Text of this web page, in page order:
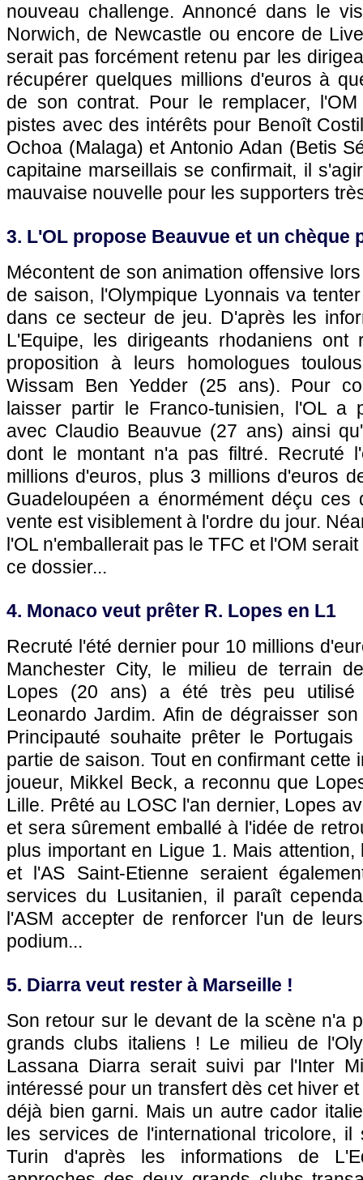
nouveau challenge. Annoncé dans le
Norwich, de Newcastle ou encore de
serait pas forcément retenu par les
récupérer quelques millions d'euros à
de son contrat. Pour le remplacer,
pistes avec des intérêts pour Benoît
Ochoa (Malaga) et Antonio Adan (Betis
capitaine marseillais se confirmait, il
mauvaise nouvelle pour les supporters
3. L'OL propose Beauvue et un chèque
Mécontent de son animation offensive
de saison, l'Olympique Lyonnais va
dans ce secteur de jeu. D'après les
L'Equipe, les dirigeants rhodaniens ont
proposition à leurs homologues
Wissam Ben Yedder (25 ans). Pour
laisser partir le Franco-tunisien, l'OL a
avec Claudio Beauvue (27 ans) ainsi
dont le montant n'a pas filtré. Recruté
millions d'euros, plus 3 millions d'euros
Guadeloupéen a énormément déçu ces
vente est visiblement à l'ordre du jour.
l'OL n'emballerait pas le TFC et l'OM
ce dossier...
4. Monaco veut prêter R. Lopes en L1
Recruté l'été dernier pour 10 millions
Manchester City, le milieu de terrain
Lopes (20 ans) a été très peu utilisé
Leonardo Jardim. Afin de dégraisser
Principauté souhaite prêter le
partie de saison. Tout en confirmant cette
joueur, Mikkel Beck, a reconnu que
Lille. Prêté au LOSC l'an dernier, Lopes
et sera sûrement emballé à l'idée de
plus important en Ligue 1. Mais attention,
et l'AS Saint-Etienne seraient
services du Lusitanien, il paraît
l'ASM accepter de renforcer l'un de
podium...
5. Diarra veut rester à Marseille !
Son retour sur le devant de la scène n'a
grands clubs italiens ! Le milieu de
Lassana Diarra serait suivi par l'Inter
intéressé pour un transfert dès cet hiver
déjà bien garni. Mais un autre cador
les services de l'international tricolore,
Turin d'après les informations de